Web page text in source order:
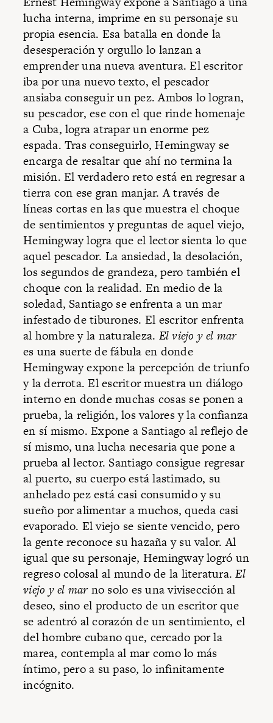
lucha interna, imprime en su personaje su
propia esencia. Esa batalla en donde la
desesperación y orgullo lo lanzan a
emprender una nueva aventura. El escritor
iba por una nuevo texto, el pescador
ansiaba conseguir un pez. Ambos lo logran,
su pescador, ese con el que rinde homenaje
a Cuba, logra atrapar un enorme pez
espada. Tras conseguirlo, Hemingway se
encarga de resaltar que ahí no termina la
misión. El verdadero reto está en regresar a
tierra con ese gran manjar. A través de
líneas cortas en las que muestra el choque
de sentimientos y preguntas de aquel viejo,
Hemingway logra que el lector sienta lo que
aquel pescador. La ansiedad, la desolación,
los segundos de grandeza, pero también el
choque con la realidad. En medio de la
soledad, Santiago se enfrenta a un mar
infestado de tiburones. El escritor enfrenta
al hombre y la naturaleza. El viejo y el mar
es una suerte de fábula en donde
Hemingway expone la percepción de triunfo
y la derrota. El escritor muestra un diálogo
interno en donde muchas cosas se ponen a
prueba, la religión, los valores y la confianza
en sí mismo. Expone a Santiago al reflejo de
sí mismo, una lucha necesaria que pone a
prueba al lector. Santiago consigue regresar
al puerto, su cuerpo está lastimado, su
anhelado pez está casi consumido y su
sueño por alimentar a muchos, queda casi
evaporado. El viejo se siente vencido, pero
la gente reconoce su hazaña y su valor. Al
igual que su personaje, Hemingway logró un
regreso colosal al mundo de la literatura.El
viejo y el marno solo es una vivisección al
deseo, sino el producto de un escritor que
se adentró al corazón de un sentimiento, el
del hombre cubano que, cercado por la
marea, contempla al mar como lo más
íntimo, pero a su paso, lo infinitamente
incógnito.